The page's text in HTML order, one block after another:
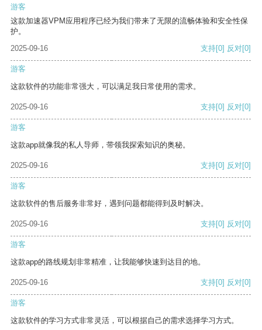
游客
这款加速器VPM应用程序已经为我们带来了无限的流畅体验和安全性保
护。
2025-09-16
支持[0] 反对[0]
游客
这款软件的功能非常强大，可以满足我日常使用的需求。
2025-09-16 支持[0] 反对[0]
游客
这款app就像我的私人导师，带领我探索知识的奥秘。
2025-09-16 支持[0] 反对[0]
游客
这款软件的售后服务非常好，遇到问题都能得到及时解决。
2025-09-16 支持[0] 反对[0]
游客
这款app的路线规划非常精准，让我能够快速到达目的地。
2025-09-16 支持[0] 反对[0]
游客
这款软件的学习方式非常灵活，可以根据自己的需求选择学习方式。